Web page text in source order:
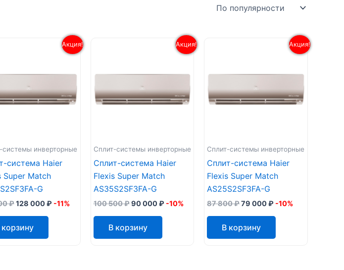
Акция!
системы инверторные
система Haier
Super Match
G
₽128 000₽ -11%
корзину
Акция!
Сплит-системы инверторные
Сплит-система Haier
Flexis Super Match
AS35S2SF3FA-G
100 500₽ 90 000₽ -10%
В корзину
Акция!
Сплит-системы инверторные
Сплит-система Haier
Flexis Super Match
AS25S2SF3FA-G
87 800₽79 000₽ -10%
В корзину